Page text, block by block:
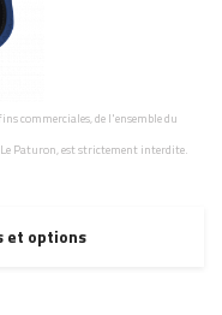
commerciales, de l'ensemble du
Paturon, est strictement interdite.
et options